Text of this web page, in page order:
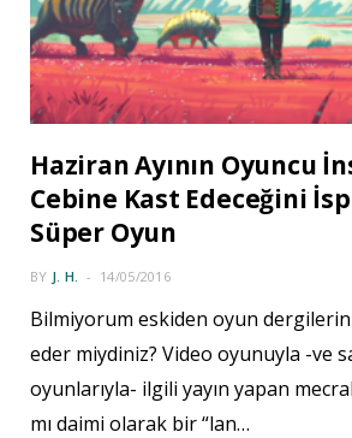
Haziran Ayının Oyuncu
Cebine Kast Edeceğini
Süper Oyun
BY J. H. 14/05/2016
Bilmiyorum eskiden oyun
eder miydiniz? Video oyunuyla -ve
oyunlarıyla- ilgili yayın yapan
mı daimi olarak bir “lan…